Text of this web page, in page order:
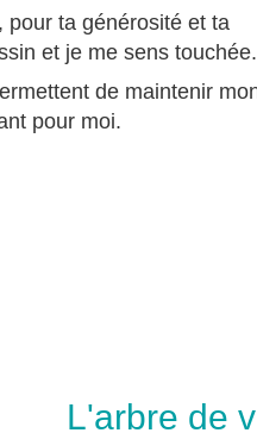
pour ta générosité et ta
et je me sens touchée.
de maintenir
pour moi.
L'arbre de